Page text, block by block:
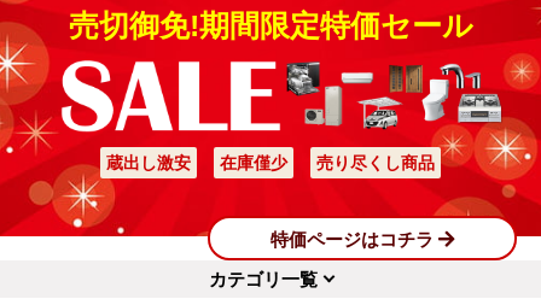
売切御免!期間限定特価セール
蔵出し激安 在庫僅少 売り尽くし商品
特価ページはコチラ
カテゴリ一覧